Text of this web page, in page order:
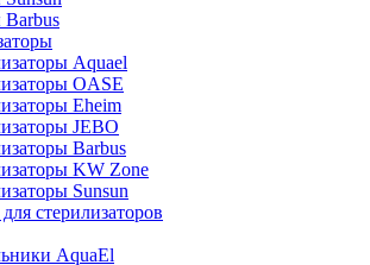
Aquael
OASE
Eheim
JEBO
Barbus
KW Zone
Sunsun
стерилизаторов
AquaEl